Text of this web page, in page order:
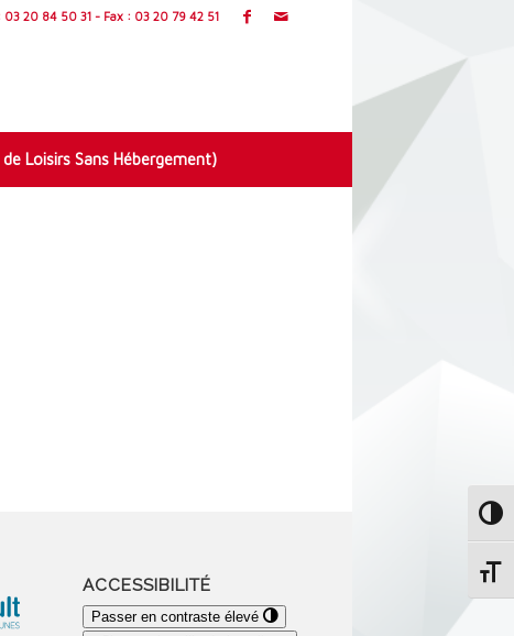
20 84 50 31 - Fax : 03 20 79 42 51
Loisirs Sans Hébergement)
ACCESSIBILITÉ
Passer en contraste élevé